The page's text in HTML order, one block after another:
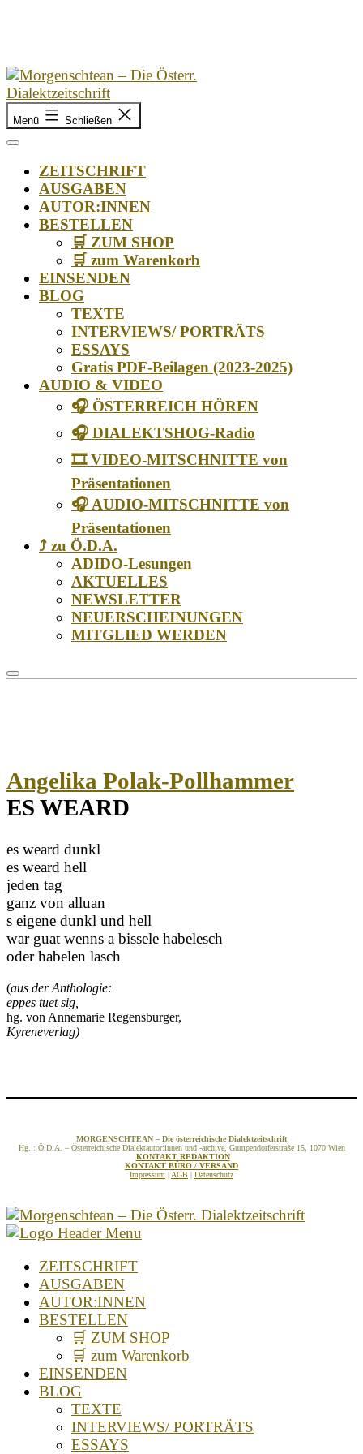
Morgenschtean
–
Die
Österr.
Dialektzeitschrift
Menü Schließen
ZEITSCHRIFT
AUSGABEN
AUTOR:INNEN
BESTELLEN
🛒 ZUM SHOP
🛒 zum Warenkorb
EINSENDEN
BLOG
TEXTE
INTERVIEWS/ PORTRÄTS
ESSAYS
Gratis PDF-Beilagen (2023-2025)
AUDIO & VIDEO
🎧 ÖSTERREICH HÖREN
🎧 DIALEKTSHOG-Radio
🎞️ VIDEO-MITSCHNITTE von
Präsentationen
🎧 AUDIO-MITSCHNITTE von
Präsentationen
⤴️ zu Ö.D.A.
ADIDO-Lesungen
AKTUELLES
NEWSLETTER
NEUERSCHEINUNGEN
MITGLIED WERDEN
Angelika Polak-Pollhammer
ES WEARD
es weard dunkl
es weard hell
jeden tag
ganz von alluan
s eigene dunkl und hell
war guat wenns a bissele habelesch
oder habelen lasch
(aus der Anthologie:
eppes tuet sig,
hg. von Annemarie Regensburger,
Kyreneverlag)
MORGENSCHTEAN – Die österreichische Dialektzeitschrift
Hg. : Ö.D.A. – Österreichische Dialektautor:innen und -archive, Gumpendorferstraße 15, 1070 Wien
KONTAKT REDAKTION
KONTAKT BÜRO / VERSAND
Impressum | AGB | Datenschutz
ZEITSCHRIFT
AUSGABEN
AUTOR:INNEN
BESTELLEN
🛒 ZUM SHOP
🛒 zum Warenkorb
EINSENDEN
BLOG
TEXTE
INTERVIEWS/ PORTRÄTS
ESSAYS